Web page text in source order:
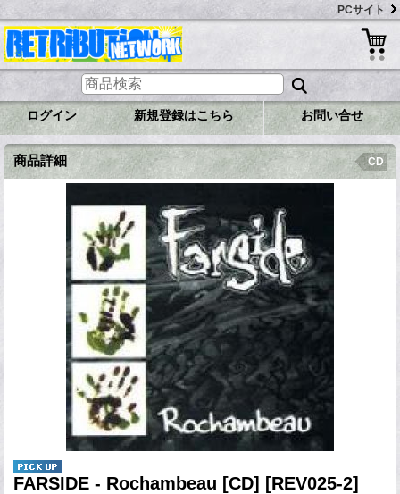
PCサイト
ログイン 新規登録はこちら お問い合せ
商品詳細 CD
FARSIDE - Rochambeau [CD] [REV025-2]